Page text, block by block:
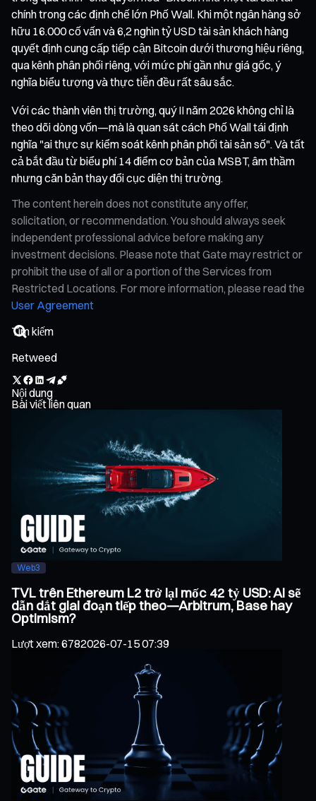
chính trong các định chế lớn Phố Wall. Khi một ngân hàng sở
hữu 16.000 cố vấn và 6,2 nghìn tỷ USD tài sản khách hàng
quyết định cung cấp tiếp cận Bitcoin dưới thương hiệu riêng,
qua kênh phân phối riêng, với mức phí gần như giá gốc, ý
nghĩa biểu tượng và thực tiễn đều rất sâu sắc.
Với các thành viên thị trường, quý II năm 2026 không chỉ là
theo dõi dòng vốn—mà là quan sát cách Phố Wall tái định
nghĩa "ai thực sự kiểm soát kênh phân phối tài sản số". Và tất
cả bắt đầu từ biểu phí 14 điểm cơ bản của MSBT, âm thầm
nhưng căn bản thay đổi cục diện thị trường.
The content herein does not constitute any offer,
solicitation, or recommendation. You should always seek
independent professional advice before making any
investment decisions. Please note that Gate may restrict or
prohibit the use of all or a portion of the Services from
Restricted Locations. For more information, please read the
User Agreement
Retweed
Nội dung
Bài viết liên quan
Web3
TVL trên Ethereum L2 trở lại mốc 42 tỷ USD: Ai sẽ
dẫn dắt giai đoạn tiếp theo—Arbitrum, Base hay
Optimism?
Lượt xem:6782026-07-15 07:39